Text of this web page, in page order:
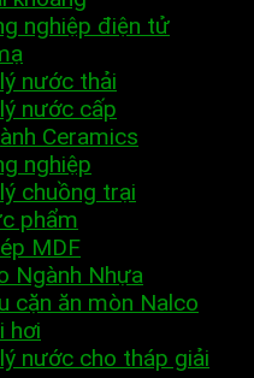
nghiệp điện tử
nước thải
nước cấp
Ceramics
nghiệp
chuồng trại
phẩm
MDF
Ngành Nhựa
cặn ăn mòn Nalco
hơi
nước cho tháp giải